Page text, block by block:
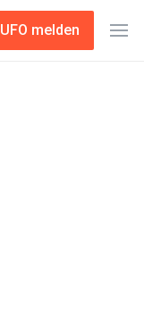
UFO melden